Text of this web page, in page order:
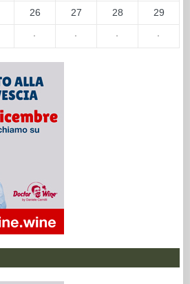
26 27 28 29
· · · ·